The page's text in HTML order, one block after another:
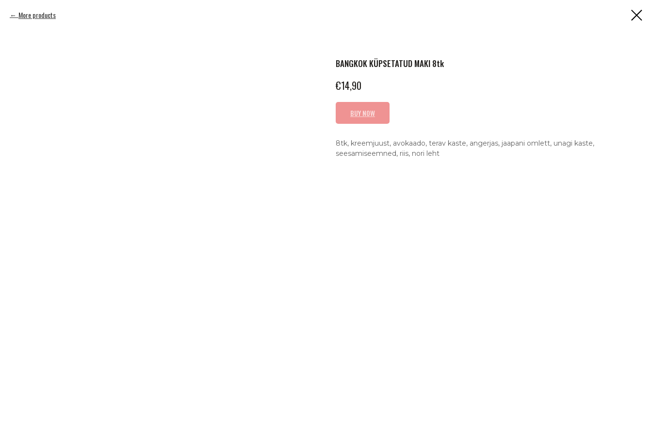
More products
BANGKOK KÜPSETATUD MAKI 8tk
€14,90
BUY NOW
8tk, kreemjuust, avokaado, terav kaste, angerjas, jaapani omlett, unagi kaste,
seesamiseemned, riis, nori leht